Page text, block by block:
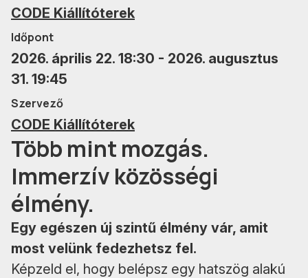
CODE Kiállítóterek
Időpont
2026. április 22. 18:30 - 2026. augusztus
31. 19:45
Szervező
CODE Kiállítóterek
Több mint mozgás.
Immerzív közösségi
élmény.
Egy egészen új szintű élmény vár, amit
most velünk fedezhetsz fel.
Képzeld el, hogy belépsz egy hatszög alakú